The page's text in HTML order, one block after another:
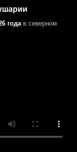
годав северном